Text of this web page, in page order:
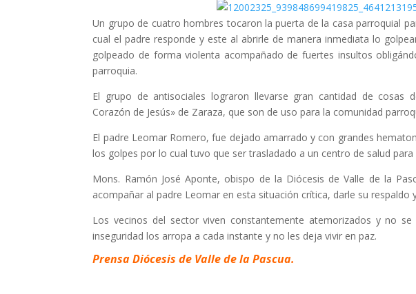
Un grupo de cuatro hombres tocaron la puerta de la casa parroquial
cual el padre responde y este al abrirle de manera inmediata lo
golpeado de forma violenta acompañado de fuertes insultos
parroquia.
El grupo de antisociales lograron llevarse gran cantidad de cosas
Corazón de Jesús» de Zaraza, que son de uso para la comunidad
El padre Leomar Romero, fue dejado amarrado y con grandes
los golpes por lo cual tuvo que ser trasladado a un centro de salud
Mons. Ramón José Aponte, obispo de la Diócesis de Valle de la
acompañar al padre Leomar en esta situación crítica, darle su respaldo
Los vecinos del sector viven constantemente atemorizados y no
inseguridad los arropa a cada instante y no les deja vivir en paz.
Prensa Diócesis de Valle de la Pascua.